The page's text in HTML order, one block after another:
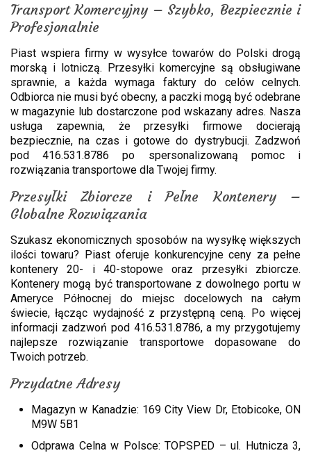
Transport Komercyjny – Szybko, Bezpiecznie i
Profesjonalnie
Piast wspiera firmy w wysyłce towarów do Polski drogą
morską i lotniczą. Przesyłki komercyjne są obsługiwane
sprawnie, a każda wymaga faktury do celów celnych.
Odbiorca nie musi być obecny, a paczki mogą być odebrane
w magazynie lub dostarczone pod wskazany adres. Nasza
usługa zapewnia, że przesyłki firmowe docierają
bezpiecznie, na czas i gotowe do dystrybucji. Zadzwoń
pod 416.531.8786 po spersonalizowaną pomoc i
rozwiązania transportowe dla Twojej firmy.
Przesyłki Zbiorcze i Pełne Kontenery –
Globalne Rozwiązania
Szukasz ekonomicznych sposobów na wysyłkę większych
ilości towaru? Piast oferuje konkurencyjne ceny za pełne
kontenery 20- i 40-stopowe oraz przesyłki zbiorcze.
Kontenery mogą być transportowane z dowolnego portu w
Ameryce Północnej do miejsc docelowych na całym
świecie, łącząc wydajność z przystępną ceną. Po więcej
informacji zadzwoń pod 416.531.8786, a my przygotujemy
najlepsze rozwiązanie transportowe dopasowane do
Twoich potrzeb.
Przydatne Adresy
Magazyn w Kanadzie: 169 City View Dr, Etobicoke, ON
M9W 5B1
Odprawa Celna w Polsce: TOPSPED – ul. Hutnicza 3,